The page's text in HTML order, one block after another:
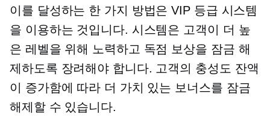
이를 달성하는 한 가지 방법은 VIP 등급 시스템
을 이용하는 것입니다. 시스템은 고객이 더 높
은 레벨을 위해 노력하고 독점 보상을 잠금 해
제하도록 장려해야 합니다. 고객의 충성도 잔액
이 증가함에 따라 더 가치 있는 보너스를 잠금
해제할 수 있습니다.